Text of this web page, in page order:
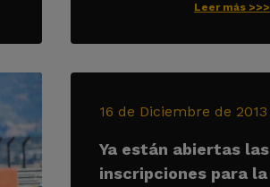
Leer más >>>
16 de Diciembre de 2013
Ya están abiertas las
inscripciones para la